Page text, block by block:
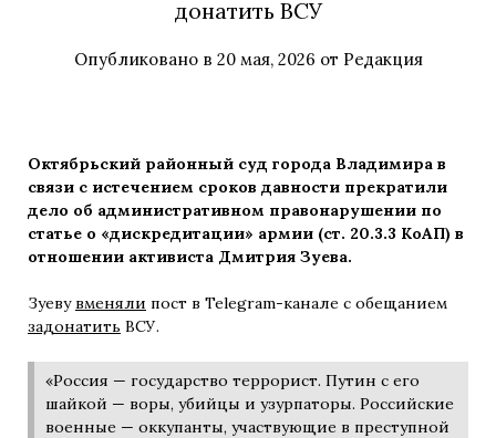
донатить ВСУ
Опубликовано в 20 мая, 2026 от Редакция
Октябрьский районный суд города Владимира в
связи с истечением сроков давности прекратили
дело об административном правонарушении по
статье о «дискредитации» армии (ст. 20.3.3 КоАП) в
отношении активиста Дмитрия Зуева.
Зуеву вменяли пост в Telegram-канале с обещанием
задонатить ВСУ.
«Россия — государство террорист. Путин с его
шайкой — воры, убийцы и узурпаторы. Российские
военные — оккупанты, участвующие в преступной